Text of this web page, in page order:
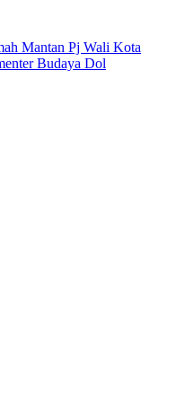
Mantan Pj Wali Kota
Budaya Dol